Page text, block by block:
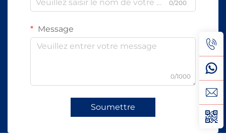
0/200
Message
0/1000
Soumettre